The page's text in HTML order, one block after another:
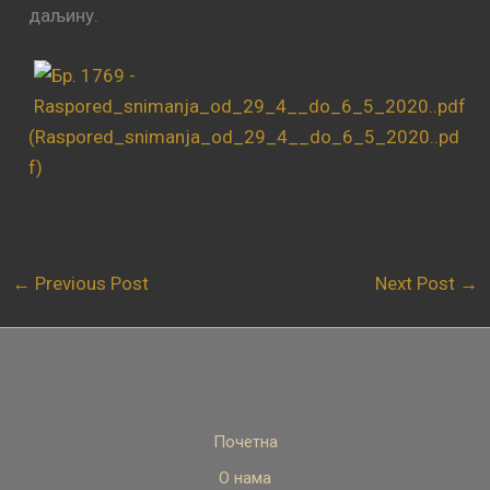
даљину.
(Raspored_snimanja_od_29_4__do_6_5_2020..pd
f)
← Previous Post Next Post →
Почетна
О нама